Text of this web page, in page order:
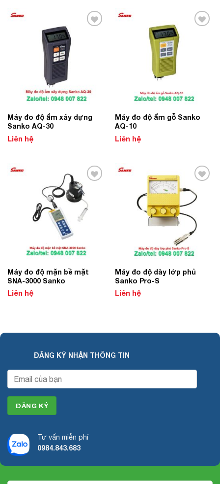
Máy đo độ ẩm xây dựng
Sanko AQ-30
Liên hệ
Máy đo độ ẩm gỗ Sanko
AQ-10
Liên hệ
Add to
Wishlist
Máy đo độ mặn bề mặt
SNA-3000 Sanko
Liên hệ
Add to
Wishlist
Máy đo độ dày lớp phủ
Sanko Pro-S
Liên hệ
ĐĂNG KÝ NHẬN THÔNG TIN
Tư vấn miễn phí
0984.843.683